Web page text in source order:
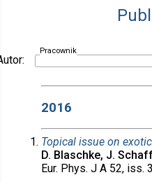
Pracownik
2016
Topical issue on
D. Blaschke, J.
Eur. Phys. J A 52, iss.